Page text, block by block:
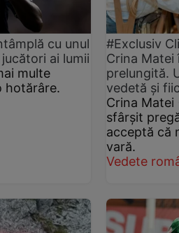
cu unul
ai lumii
multe
hotărâre.
#Exclusiv
Crina Matei
prelungită.
vedetă și
Crina
sfârșit
acceptă că
vară.
Vedete